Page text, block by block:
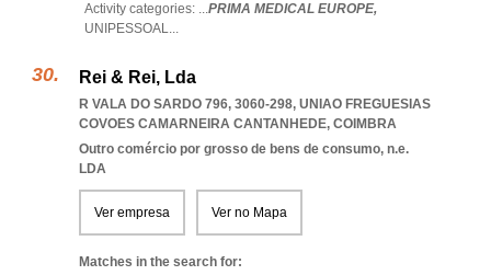
Activity categories: ...PRIMA MEDICAL EUROPE,
UNIPESSOAL...
Rei & Rei, Lda
R VALA DO SARDO 796, 3060-298, UNIAO FREGUESIAS
COVOES CAMARNEIRA CANTANHEDE, COIMBRA
Outro comércio por grosso de bens de consumo, n.e.
LDA
Ver empresa Ver no Mapa
Matches in the search for: